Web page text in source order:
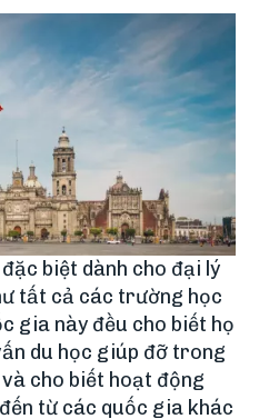
biệt dành cho đại lý
tất cả các trường học
gia này đều cho biết họ
du học giúp đỡ trong
cho biết hoạt động
từ các quốc gia khác